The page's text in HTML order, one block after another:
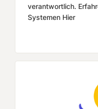
verantwortlich.
Systemen Hier